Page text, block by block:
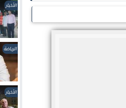
الأخبار
الرياضة
الأخبار